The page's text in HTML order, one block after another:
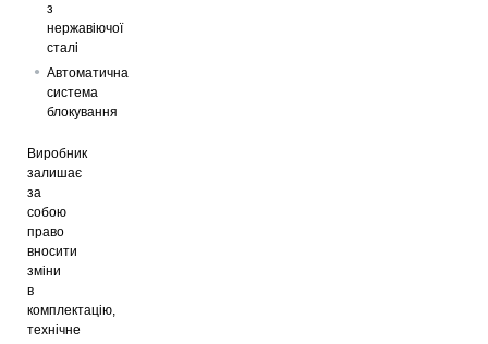
з
нержавіючої
сталі
Автоматична
система
блокування
Виробник
залишає
за
собою
право
вносити
зміни
в
комплектацію,
технічне